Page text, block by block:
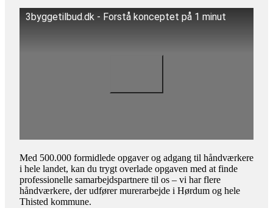
3byggetilbud.dk - Forstå konceptet på 1 minut
Med 500.000 formidlede opgaver og adgang til håndværkere
i hele landet, kan du trygt overlade opgaven med at finde
professionelle samarbejdspartnere til os – vi har flere
håndværkere, der udfører murerarbejde i Hørdum og hele
Thisted kommune.